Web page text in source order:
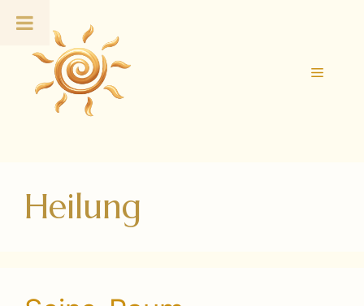
Inhalt
springen
Menü
Heilung